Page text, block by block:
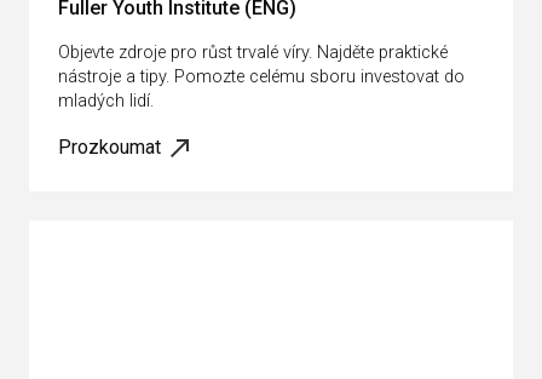
Fuller Youth Institute (ENG)
Objevte zdroje pro růst trvalé víry. Najděte praktické
nástroje a tipy. Pomozte celému sboru investovat do
mladých lidí.
Prozkoumat